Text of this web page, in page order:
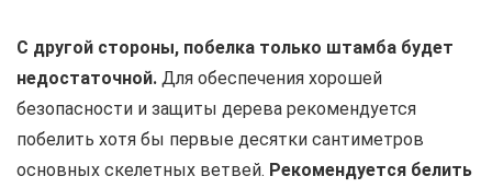
С другой стороны, побелка только штамба будет
недостаточной. Для обеспечения хорошей
безопасности и защиты дерева рекомендуется
побелить хотя бы первые десятки сантиметров
основных скелетных ветвей. Рекомендуется белить